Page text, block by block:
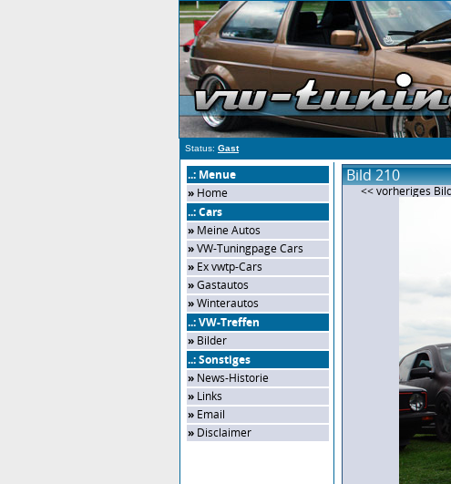
Status: Gast
..: Menue
» Home
..: Cars
» Meine Autos
»VW-Tuningpage Cars
» Ex vwtp-Cars
»Gastautos
»Winterautos
..: VW-Treffen
» Bilder
..: Sonstiges
» News-Historie
» Links
» Email
» Disclaimer
Bild 210
<< vorheriges